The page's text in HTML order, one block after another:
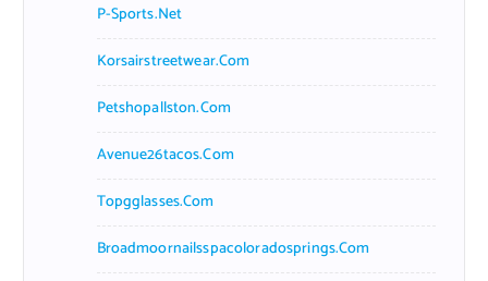
P-Sports.net
Korsairstreetwear.com
Petshopallston.com
Avenue26tacos.com
Topgglasses.com
Broadmoornailsspacoloradosprings.com